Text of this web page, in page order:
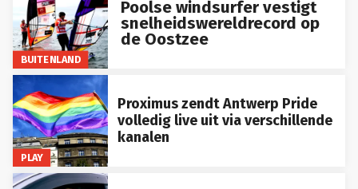
BUITENLAND
snelheidswereldrecord op
de Oostzee
PLAY
volledig live uit via verschillende
kanalen